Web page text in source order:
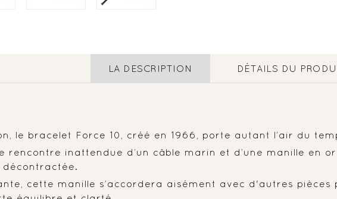
LA DESCRIPTION DÉTAILS DU
le bracelet Force 10, créé en 1966, porte autant l’air du
rencontre inattendue d’un câble marin et d’une manille en
décontractée.
cette manille s’accordera aisément avec d'autres